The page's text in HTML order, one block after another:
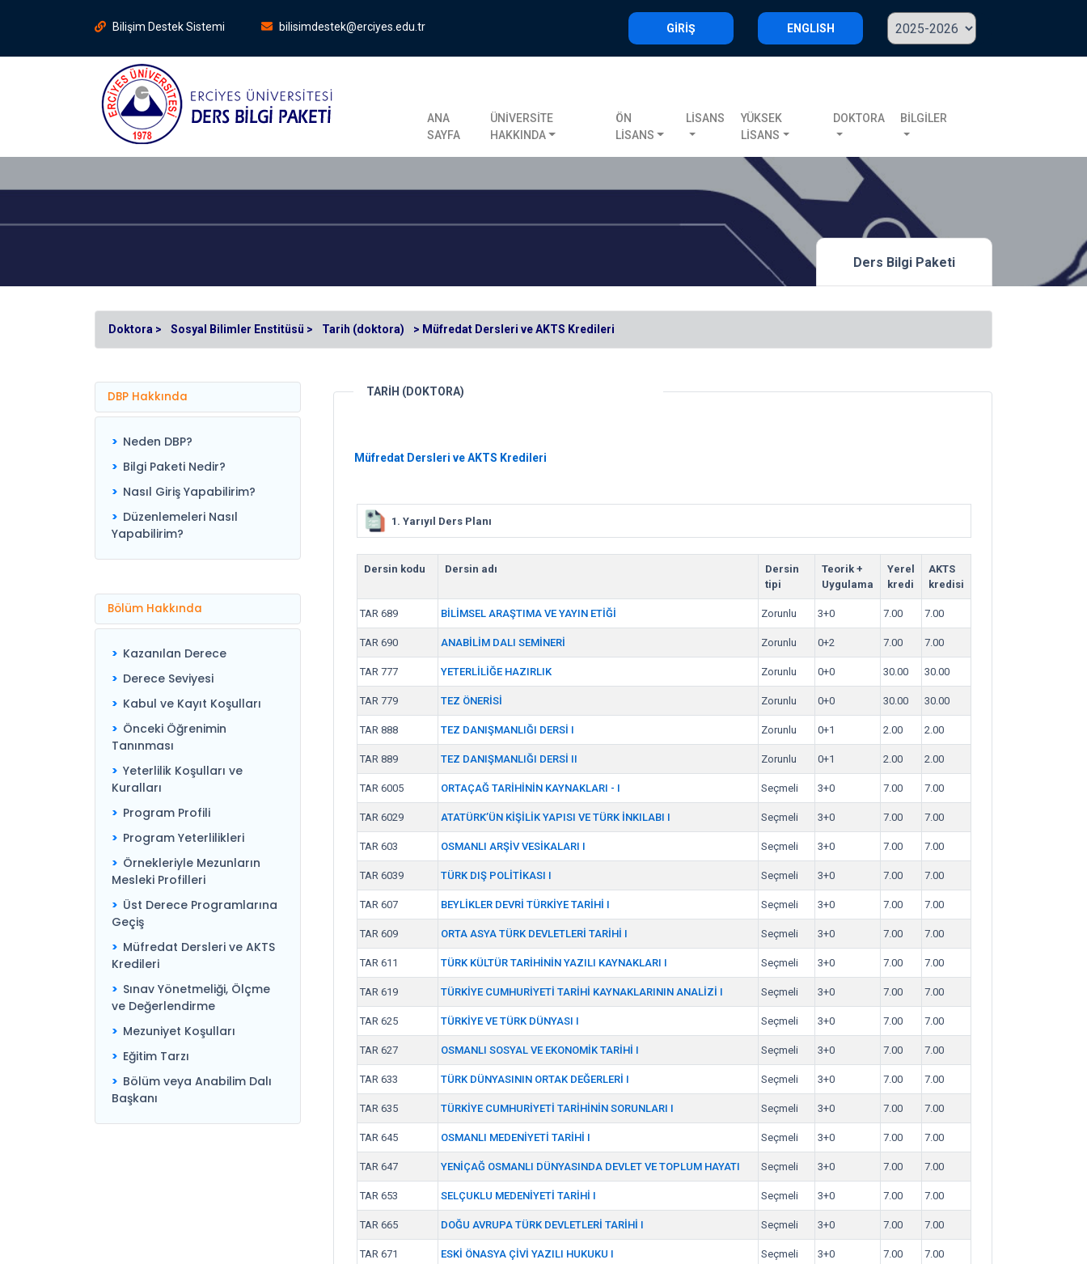
Bilişim Destek Sistemi bilisimdestek@erciyes.edu.tr ENGLISH
GİRİŞ
ANA
SAYFA
ÜNİVERSİTE
HAKKINDA
ÖN
LİSANS
LİSANS
YÜKSEK
LİSANS
DOKTORA BİLGİLER
Ders Bilgi Paketi
Doktora > Sosyal Bilimler Enstitüsü > Tarih (doktora) > Müfredat Dersleri ve AKTS Kredileri
DBP Hakkında
Neden DBP?
Bilgi Paketi Nedir?
Nasıl Giriş Yapabilirim?
Düzenlemeleri Nasıl
Yapabilirim?
Bölüm Hakkında
Kazanılan Derece
Derece Seviyesi
Kabul ve Kayıt Koşulları
Önceki Öğrenimin
Tanınması
Yeterlilik Koşulları ve
Kuralları
Program Profili
Program Yeterlilikleri
Örnekleriyle Mezunların
Mesleki Profilleri
Üst Derece Programlarına
Geçiş
Müfredat Dersleri ve AKTS
Kredileri
Sınav Yönetmeliği, Ölçme
ve Değerlendirme
Mezuniyet Koşulları
Eğitim Tarzı
Bölüm veya Anabilim Dalı
Başkanı
TARİH (DOKTORA)
Müfredat Dersleri ve AKTS Kredileri
1. Yarıyıl Ders Planı
Dersin kodu Dersin adı
Dersin
tipi
Teorik +
Uygulama
Yerel
kredi
AKTS
kredisi
TAR 689 BİLİMSEL ARAŞTIMA VE YAYIN ETİĞİ Zorunlu 3+0 7.00 7.00
TAR 690 ANABİLİM DALI SEMİNERİ Zorunlu 0+2 7.00 7.00
TAR 777 YETERLİLİĞE HAZIRLIK Zorunlu 0+0 30.00 30.00
TAR 779 TEZ ÖNERİSİ Zorunlu 0+0 30.00 30.00
TAR 888 TEZ DANIŞMANLIĞI DERSİ I Zorunlu 0+1 2.00 2.00
TAR 889 TEZ DANIŞMANLIĞI DERSİ II Zorunlu 0+1 2.00 2.00
TAR 6005 ORTAÇAĞ TARİHİNİN KAYNAKLARI - I Seçmeli 3+0 7.00 7.00
TAR 6029 ATATÜRK’ÜN KİŞİLİK YAPISI VE TÜRK İNKILABI I Seçmeli 3+0 7.00 7.00
TAR 603 OSMANLI ARŞİV VESİKALARI I Seçmeli 3+0 7.00 7.00
TAR 6039 TÜRK DIŞ POLİTİKASI I Seçmeli 3+0 7.00 7.00
TAR 607 BEYLİKLER DEVRİ TÜRKİYE TARİHİ I Seçmeli 3+0 7.00 7.00
TAR 609 ORTA ASYA TÜRK DEVLETLERİ TARİHİ I Seçmeli 3+0 7.00 7.00
TAR 611 TÜRK KÜLTÜR TARİHİNİN YAZILI KAYNAKLARI I Seçmeli 3+0 7.00 7.00
TAR 619 TÜRKİYE CUMHURİYETİ TARİHİ KAYNAKLARININ ANALİZİ I Seçmeli 3+0 7.00 7.00
TAR 625 TÜRKİYE VE TÜRK DÜNYASI I Seçmeli 3+0 7.00 7.00
TAR 627 OSMANLI SOSYAL VE EKONOMİK TARİHİ I Seçmeli 3+0 7.00 7.00
TAR 633 TÜRK DÜNYASININ ORTAK DEĞERLERİ I Seçmeli 3+0 7.00 7.00
TAR 635 TÜRKİYE CUMHURİYETİ TARİHİNİN SORUNLARI I Seçmeli 3+0 7.00 7.00
TAR 645 OSMANLI MEDENİYETİ TARİHİ I Seçmeli 3+0 7.00 7.00
TAR 647 YENİÇAĞ OSMANLI DÜNYASINDA DEVLET VE TOPLUM HAYATI Seçmeli 3+0 7.00 7.00
TAR 653 SELÇUKLU MEDENİYETİ TARİHİ I Seçmeli 3+0 7.00 7.00
TAR 665 DOĞU AVRUPA TÜRK DEVLETLERİ TARİHİ I Seçmeli 3+0 7.00 7.00
TAR 671 ESKİ ÖNASYA ÇİVİ YAZILI HUKUKU I Seçmeli 3+0 7.00 7.00